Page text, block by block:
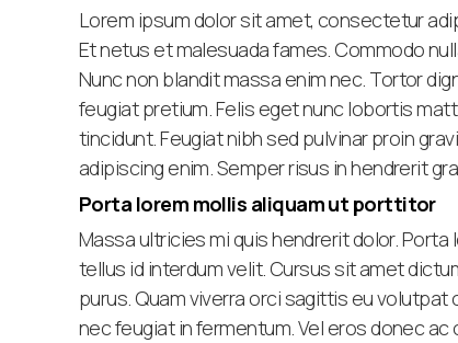
Lorem ipsum dolor sit amet, consectetur
Et netus et malesuada fames. Commodo
Nunc non blandit massa enim nec. Tortor
feugiat pretium. Felis eget nunc lobortis
tincidunt. Feugiat nibh sed pulvinar proin
adipiscing enim. Semper risus in hendrerit
Porta lorem mollis aliquam ut porttitor
Massa ultricies mi quis hendrerit dolor.
tellus id interdum velit. Cursus sit amet
purus. Quam viverra orci sagittis eu volutpat
nec feugiat in fermentum. Vel eros donec ac